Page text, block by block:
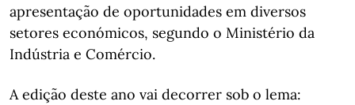
apresentação de oportunidades em diversos
setores económicos, segundo o Ministério da
Indústria e Comércio.
A edição deste ano vai decorrer sob o lema: